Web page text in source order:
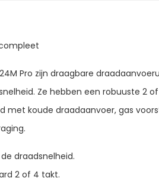
24M Pro zijn draagbare
Ze hebben een robuuste 2
met koude draadaanvoer, gas
draadsnelheid.
2 of 4 takt.